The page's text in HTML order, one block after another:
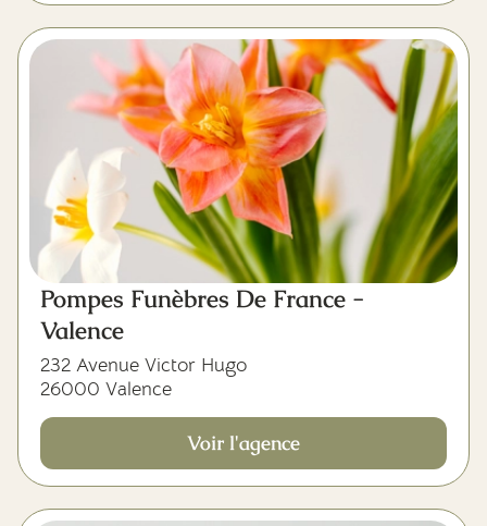
Pompes Funèbres De France -
Valence
232 Avenue Victor Hugo
26000 Valence
Voir l'agence